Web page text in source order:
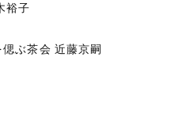
裕子
ぶ茶会 近藤京嗣